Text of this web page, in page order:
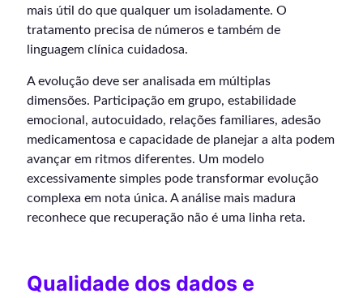
mais útil do que qualquer um isoladamente. O
tratamento precisa de números e também de
linguagem clínica cuidadosa.
A evolução deve ser analisada em múltiplas
dimensões. Participação em grupo, estabilidade
emocional, autocuidado, relações familiares, adesão
medicamentosa e capacidade de planejar a alta podem
avançar em ritmos diferentes. Um modelo
excessivamente simples pode transformar evolução
complexa em nota única. A análise mais madura
reconhece que recuperação não é uma linha reta.
Qualidade dos dados e